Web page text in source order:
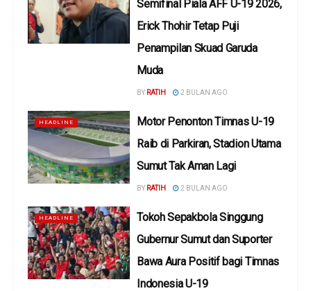
Semifinal Piala AFF U-19 2026,
Erick Thohir Tetap Puji
Penampilan Skuad Garuda
Muda
BY RATIH 2 BULAN AGO
HEADLINE
Motor Penonton Timnas U-19
Raib di Parkiran, Stadion Utama
Sumut Tak Aman Lagi
BY RATIH 2 BULAN AGO
HEADLINE
Tokoh Sepakbola Singgung
Gubernur Sumut dan Suporter
Bawa Aura Positif bagi Timnas
Indonesia U-19